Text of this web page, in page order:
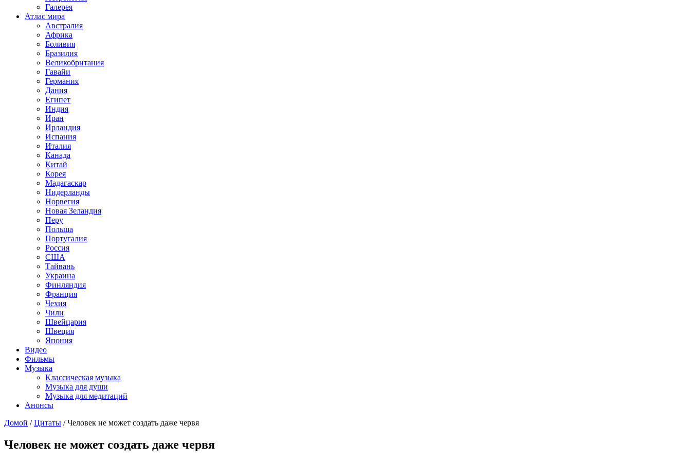
Галерея
Атлас мира
Австралия
Африка
Боливия
Бразилия
Великобритания
Гавайи
Германия
Дания
Египет
Индия
Иран
Ирландия
Испания
Италия
Канада
Китай
Корея
Мадагаскар
Нидерланды
Норвегия
Новая Зеландия
Перу
Польша
Португалия
Россия
США
Тайвань
Украина
Финляндия
Франция
Чехия
Чили
Швейцария
Швеция
Япония
Видео
Фильмы
Музыка
Классическая музыка
Музыка для души
Музыка для медитаций
Анонсы
Домой / Цитаты / Человек не может создать даже червя
Человек не может создать даже червя